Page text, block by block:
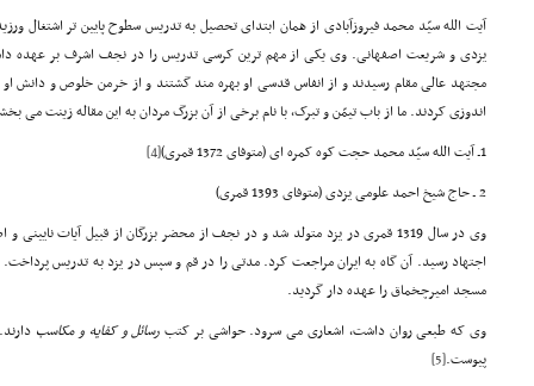
آیت الله سیّد محمد فیروزآبادی از همان ابتدای تحصیل به تدریس سطوح پایین تر اشتغال
یزدی و شریعت اصفهانی. وی یکی از مهم ترین کرسی تدریس را در نجف اشرف بر عهده
مجتهد عالی مقام رسیدند و از انفاس قدسی او بهره مند گشتند و از خرمن خلوص و دانش
اندوزی کردند. ما از باب تیمّن و تبرک، با نام برخی از آن بزرگ مردان به این مقاله زینت می
1ـ آیت الله سیّد محمد حجت کوه کمره ای (متوفای 1372 قمری)
[4]
2 ـ حاج شیخ احمد علومی یزدی (متوفای 1393 قمری)
وی در سال 1319 قمری در یزد متولد شد و در نجف از محضر بزرگان از قبیل آیات
اجتهاد رسید. آن گاه به ایران مراجعت کرد. مدتی را در قم و سپس در یزد به تدریس
مسجد امیرچخماق را عهده دار گردید.
وی که طبعی روان داشت، اشعاری می سرود. حواشی بر کتب رسائلو کفایه و مکاسب
پیوست.[5]